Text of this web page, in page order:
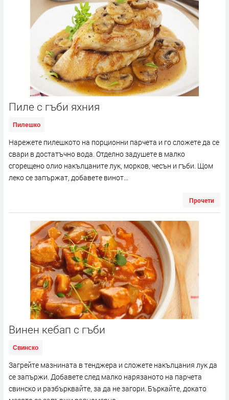
Пиле с гъби яхния
Пилешко
Нарежете пилешкото на порционни парчета и го сложете да се
свари в достатъчно вода. Отделно задушете в малко
сгорещено олио накълцаните лук, морков, чесън и гъби. Щом
леко се запържат, добавете винот...
Прочети
Винен кебап с гъби
Свинско
Загрейте мазнината в тенджера и сложете накълцания лук да
се запържи. Добавете след малко нарязаното на парчета
свинско и разбърквайте, за да не загори. Бъркайте, докато